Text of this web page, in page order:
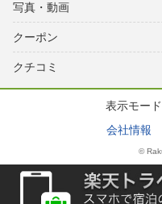
写真・動画
クーポン
クチコミ
表示モード
会社情報
©